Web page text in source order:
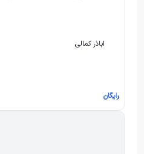
اباذر کمالی
رایگان